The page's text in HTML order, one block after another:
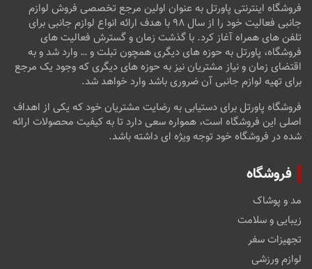
فروشگاه اینترنتی پاورتل به عنوان اولین مرجع تخصصی فروش لوازم
جانبی فعالیت خود را از سال ۹۸ با هدف ارائه انواع لوازم جانبی برای
تلفن های همراه آغاز کرد. با گذشت زمان و گسترش فعالیت های
فروشگاه، پاورتل به حوزه های دیگری همچون تبلت و … وارد شد و به
اقتضای زمان و نیاز مشتریان نیز به حوزه های دیگری که وجود یک مرجع
برای تهیه لوازم جانبی آن ضروری باشد وارد خواهد شد.
فروشگاه پاورتل برای دستیابی به رضایت مشتریان خود که یکی از اهداف
اصلی این فروشگاه است، همواره سعی دارد تا به کیفیت محصولات ارائه
شده در فروشگاه خود توجه ویژه ای داشته باشد.
فروشگاه
مد و پوشاک
زیبایی و سلامت
تجهیزات سفر
لوازم ورزشی